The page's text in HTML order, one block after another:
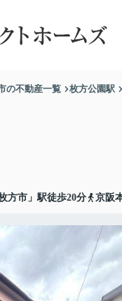
の不動産一覧 枚方公園駅
方市」駅徒歩20分 京阪